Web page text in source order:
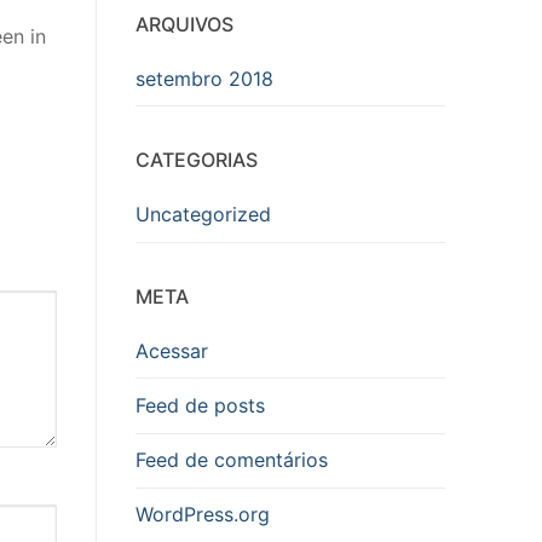
in
ARQUIVOS
setembro 2018
CATEGORIAS
Uncategorized
META
Acessar
Feed de posts
Feed de comentários
WordPress.org